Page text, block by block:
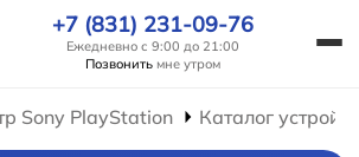
+7 (831) 231-09-76
Ежедневно с 9:00 до 21:00
Позвонить мне утром
Sony PlayStation Каталог